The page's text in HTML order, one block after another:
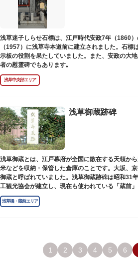
浅草迷子しらせ石標は、江戸時代安政7年（1860
（1957）に浅草寺本道前に建立されました。石標
示板の役割を果たしていました。また、安政の大
者の慰霊碑でもあります｡
浅草中央部エリア
浅草御蔵跡碑
浅草御蔵とは、江戸幕府が全国に散在する天領か
米などを収納・保管した倉庫のことです。大坂、
御蔵と呼ばれていました。浅草御蔵跡碑は昭和31
工観光協会が建立し、現在も使われている「蔵前
は昭和9年（1934）のことです。
浅草橋・蔵前エリア
1 2 3 4 5 6